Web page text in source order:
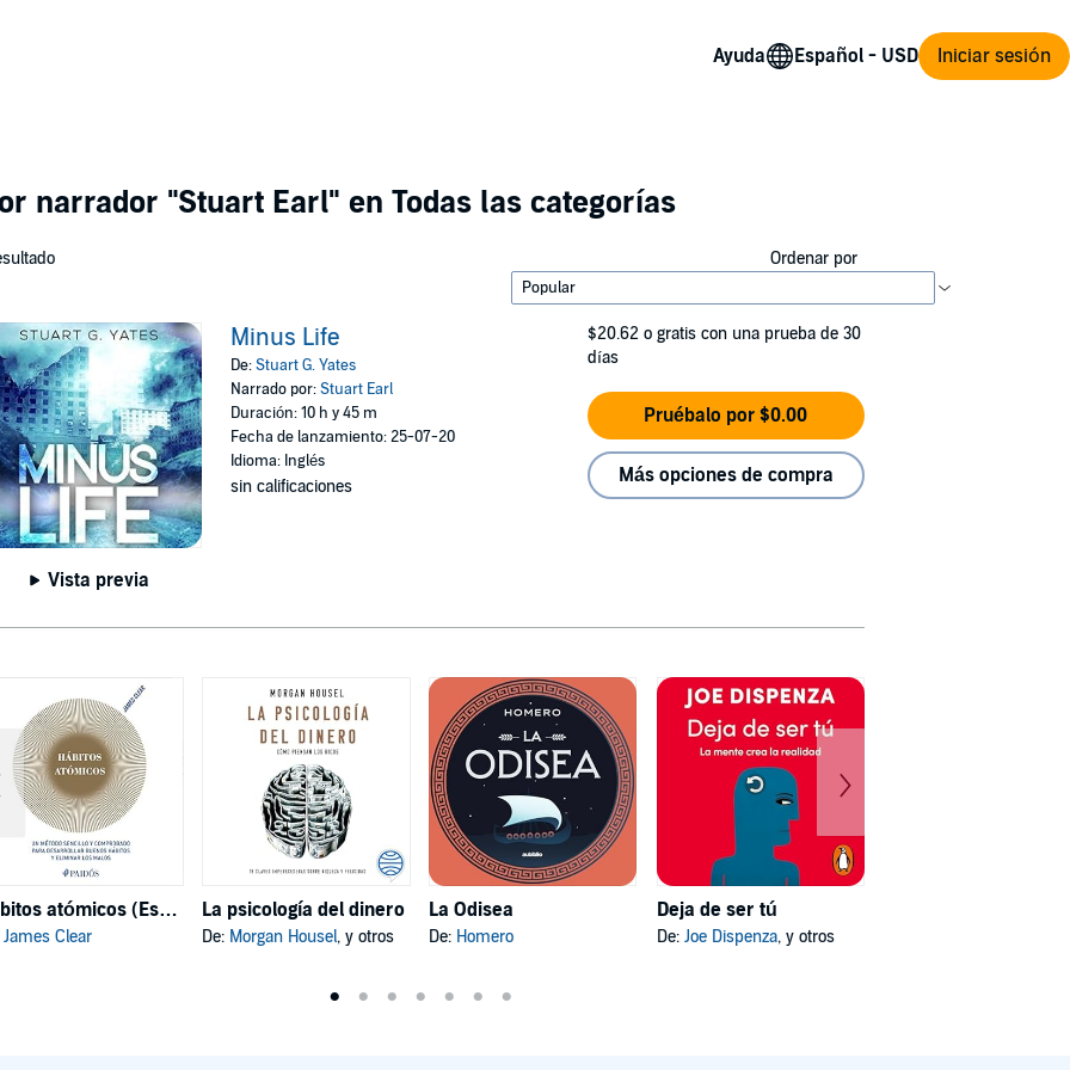
Ayuda Iniciar sesión
narrador "Stuart Earl" en Todas las categorías
Ordenar por
Vista previa
Minus Life
De:Stuart G. Yates
Narrado por:Stuart Earl
Duración: 10 h y 45 m
Fecha de lanzamiento: 25-07-20
Idioma: Inglés
sin calificaciones
$20.62 o gratis con una prueba de 30
días
Pruébalo por $0.00
Más opciones de compra
Hábitos atómicos (Español neutro)
James Clear
La psicología del dinero
De: Morgan Housel, y otros
La Odisea
De: Homero
Deja de ser tú
De: Joe Dispenza, y otros